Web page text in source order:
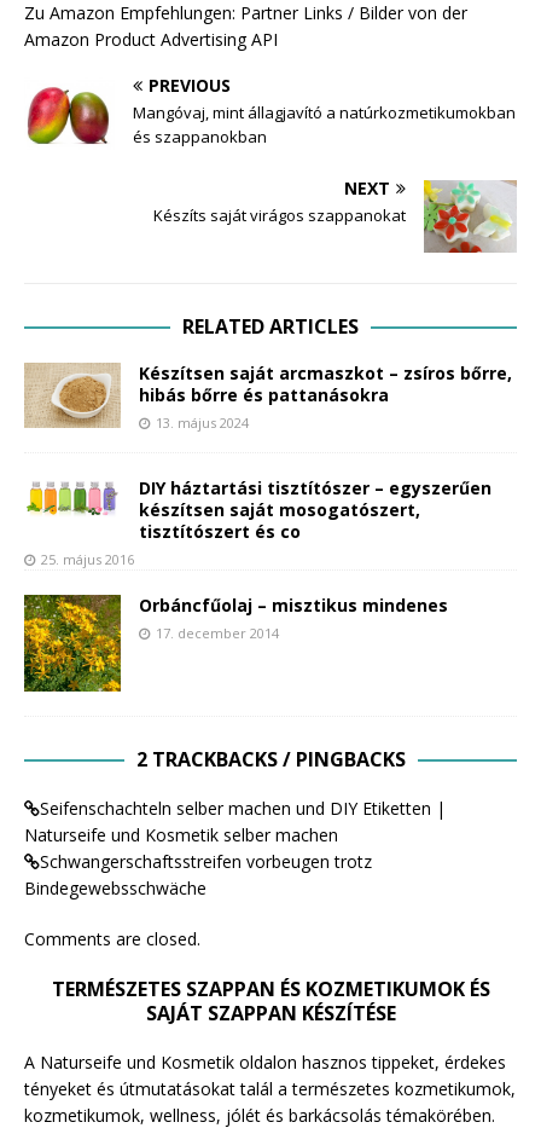
Zu Amazon Empfehlungen: Partner Links / Bilder von der
Amazon Product Advertising API
PREVIOUS
Mangóvaj, mint állagjavító a natúrkozmetikumokban
és szappanokban
NEXT
Készíts saját virágos szappanokat
RELATED ARTICLES
Készítsen saját arcmaszkot – zsíros bőrre,
hibás bőrre és pattanásokra
13. május 2024
DIY háztartási tisztítószer – egyszerűen
készítsen saját mosogatószert,
tisztítószert és co
25. május 2016
Orbáncfűolaj – misztikus mindenes
17. december 2014
2 TRACKBACKS / PINGBACKS
Seifenschachteln selber machen und DIY Etiketten |
Naturseife und Kosmetik selber machen
Schwangerschaftsstreifen vorbeugen trotz
Bindegewebsschwäche
Comments are closed.
TERMÉSZETES SZAPPAN ÉS KOZMETIKUMOK ÉS
SAJÁT SZAPPAN KÉSZÍTÉSE
A Naturseife und Kosmetik oldalon hasznos tippeket, érdekes
tényeket és útmutatásokat talál a természetes kozmetikumok,
kozmetikumok, wellness, jólét és barkácsolás témakörében.